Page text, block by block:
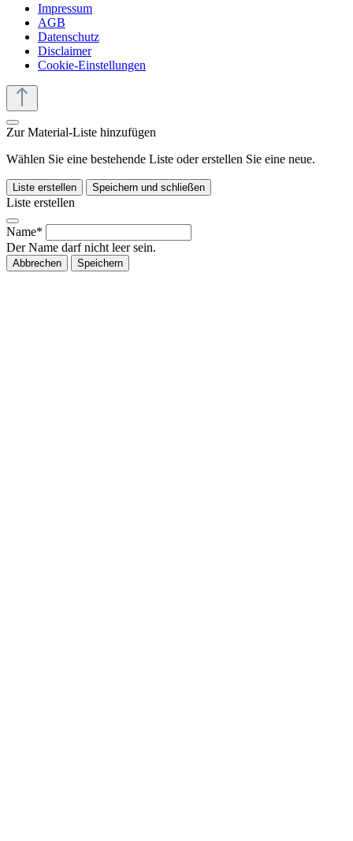
Impressum
AGB
Datenschutz
Disclaimer
Cookie-Einstellungen
Zur Material-Liste hinzufügen
Wählen Sie eine bestehende Liste oder erstellen Sie eine neue.
Liste erstellen Speichern und schließen
Liste erstellen
Name*
Der Name darf nicht leer sein.
Abbrechen Speichern